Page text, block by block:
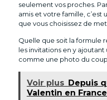
seulement vos proches.
amis et votre famille, c’est
que vous choisissez de
Quelle que soit la formule
les invitations en y
comme une photo du
Voir plus Depuis
Valentin en